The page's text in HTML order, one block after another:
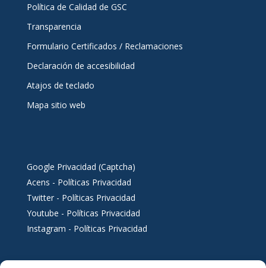
Política de Calidad de GSC
Transparencia
Formulario Certificados / Reclamaciones
Declaración de accesibilidad
Atajos de teclado
Mapa sitio web
Google Privacidad (Captcha)
Acens - Políticas Privacidad
Twitter - Políticas Privacidad
Youtube - Políticas Privacidad
Instagram - Políticas Privacidad